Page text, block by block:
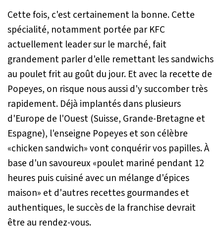
Cette fois, c'est certainement la bonne. Cette
spécialité, notamment portée par KFC
actuellement leader sur le marché, fait
grandement parler d'elle remettant les sandwichs
au poulet frit au goût du jour. Et avec la recette de
Popeyes, on risque nous aussi d'y succomber très
rapidement. Déjà implantés dans plusieurs
d'Europe de l'Ouest (Suisse, Grande-Bretagne et
Espagne), l'enseigne Popeyes et son célèbre
«chicken sandwich» vont conquérir vos papilles. À
base d'un savoureux «poulet mariné pendant 12
heures puis cuisiné avec un mélange d'épices
maison» et d'autres recettes gourmandes et
authentiques, le succès de la franchise devrait
être au rendez-vous.